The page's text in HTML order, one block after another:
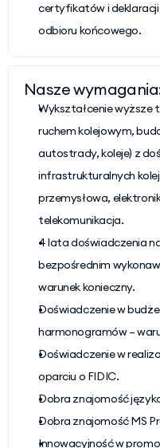
certyfikatów i
odbioru końcowego.
Nasze
Wykształcenie wyższe
ruchem kolejowym,
autostrady, koleje) z
infrastrukturalnych
przemysłowa,
telekomunikacja.
4 lata doświadczenia
bezpośrednim
warunek konieczny.
Doświadczenie w
harmonogramów –
Doświadczenie w
oparciu o FIDIC.
Dobra znajomość
Dobra znajomość MS
Innowacyjność w